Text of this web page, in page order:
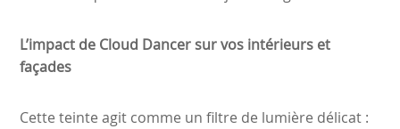
L’impact de Cloud Dancer sur vos intérieurs et
façades
Cette teinte agit comme un filtre de lumière délicat :